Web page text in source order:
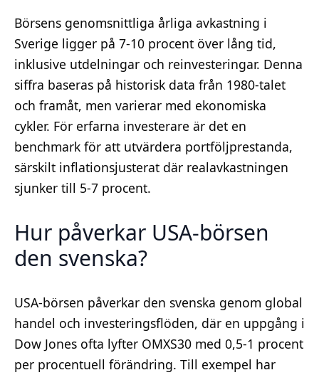
Börsens genomsnittliga årliga avkastning i
Sverige ligger på 7-10 procent över lång tid,
inklusive utdelningar och reinvesteringar. Denna
siffra baseras på historisk data från 1980-talet
och framåt, men varierar med ekonomiska
cykler. För erfarna investerare är det en
benchmark för att utvärdera portföljprestanda,
särskilt inflationsjusterat där realavkastningen
sjunker till 5-7 procent.
Hur påverkar USA-börsen
den svenska?
USA-börsen påverkar den svenska genom global
handel och investeringsflöden, där en uppgång i
Dow Jones ofta lyfter OMXS30 med 0,5-1 procent
per procentuell förändring. Till exempel har